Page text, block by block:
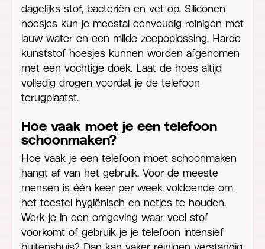
dagelijks stof, bacteriën en vet op. Siliconen
hoesjes kun je meestal eenvoudig reinigen met
lauw water en een milde zeepoplossing. Harde
kunststof hoesjes kunnen worden afgenomen
met een vochtige doek. Laat de hoes altijd
volledig drogen voordat je de telefoon
terugplaatst.
Hoe vaak moet je een telefoon
schoonmaken?
Hoe vaak je een telefoon moet schoonmaken
hangt af van het gebruik. Voor de meeste
mensen is één keer per week voldoende om
het toestel hygiënisch en netjes te houden.
Werk je in een omgeving waar veel stof
voorkomt of gebruik je je telefoon intensief